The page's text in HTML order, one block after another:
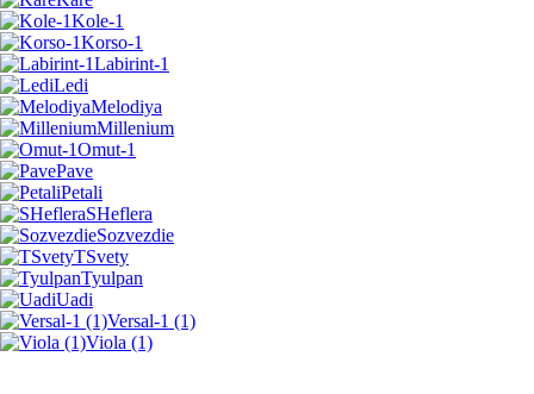
Kole-1
Korso-1
Labirint-1
Ledi
Melodiya
Millenium
Omut-1
Pave
Petali
SHeflera
Sozvezdie
TSvety
Tyulpan
Uadi
Versal-1 (1)
Viola (1)